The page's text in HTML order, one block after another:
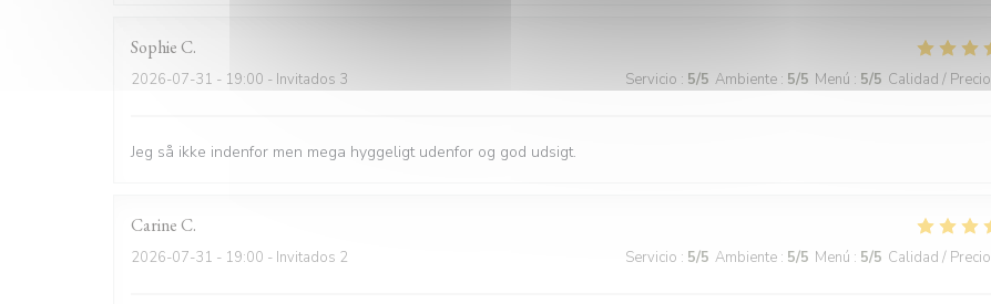
SophieC
2026-07-31 - 19:00 - Invitados 3 Servicio : 5/5 Ambiente : 5/5 Menú : 5/5 Calidad / Precio
Jeg så ikke indenfor men mega hyggeligt udenfor og god udsigt.
CarineC
2026-07-31 - 19:00 - Invitados 2 Servicio : 5/5 Ambiente : 5/5 Menú : 5/5 Calidad / Precio